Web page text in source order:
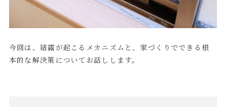
今回は、結露が起こるメカニズムと、家づくりでできる根
本的な解決策についてお話しします。